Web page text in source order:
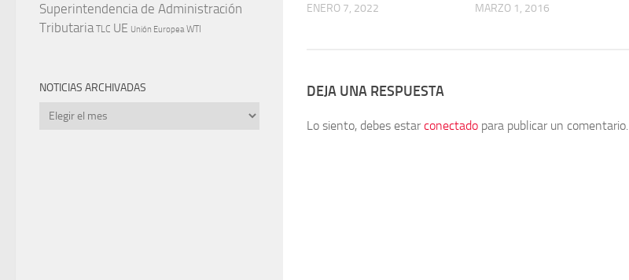
ENERO 7, 2022 MARZO 1, 2016
DEJA UNA RESPUESTA
Lo siento, debes estarconectado para publicar un comentario.
Superintendencia de Administración
Tributaria TLC UE Unión Europea WTI
NOTICIAS ARCHIVADAS
Noticias